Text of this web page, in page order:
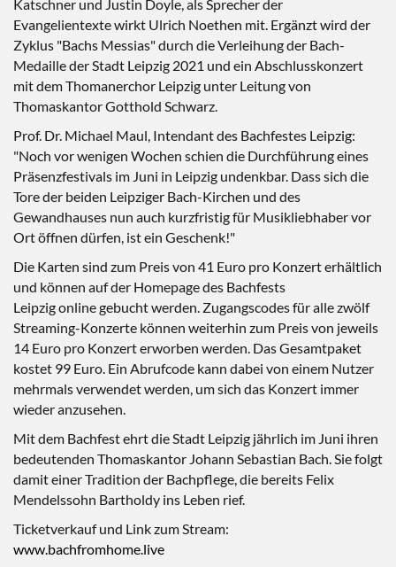
Katschner und Justin Doyle, als Sprecher der
Evangelientexte wirkt Ulrich Noethen mit. Ergänzt wird der
Zyklus "Bachs Messias" durch die Verleihung der Bach-
Medaille der Stadt Leipzig 2021 und ein Abschlusskonzert
mit dem Thomanerchor Leipzig unter Leitung von
Thomaskantor Gotthold Schwarz.
Prof. Dr. Michael Maul, Intendant des Bachfestes Leipzig:
"Noch vor wenigen Wochen schien die Durchführung eines
Präsenzfestivals im Juni in Leipzig undenkbar. Dass sich die
Tore der beiden Leipziger Bach-Kirchen und des
Gewandhauses nun auch kurzfristig für Musikliebhaber vor
Ort öffnen dürfen, ist ein Geschenk!"
Die Karten sind zum Preis von 41 Euro pro Konzert erhältlich
und können auf der Homepage des Bachfests
Leipzig online gebucht werden. Zugangscodes für alle zwölf
Streaming-Konzerte können weiterhin zum Preis von jeweils
14 Euro pro Konzert erworben werden. Das Gesamtpaket
kostet 99 Euro. Ein Abrufcode kann dabei von einem Nutzer
mehrmals verwendet werden, um sich das Konzert immer
wieder anzusehen.
Mit dem Bachfest ehrt die Stadt Leipzig jährlich im Juni ihren
bedeutenden Thomaskantor Johann Sebastian Bach. Sie folgt
damit einer Tradition der Bachpflege, die bereits Felix
Mendelssohn Bartholdy ins Leben rief.
Ticketverkauf und Link zum Stream:
www.bachfromhome.live